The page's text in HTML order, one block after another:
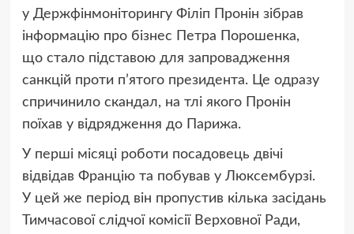
у Держфінмоніторингу Філіп Пронін зібрав
інформацію про бізнес Петра Порошенка,
що стало підставою для запровадження
санкцій проти п’ятого президента. Це одразу
спричинило скандал, на тлі якого Пронін
поїхав у відрядження до Парижа.
У перші місяці роботи посадовець двічі
відвідав Францію та побував у Люксембурзі.
У цей же період він пропустив кілька засідань
Тимчасової слідчої комісії Верховної Ради,